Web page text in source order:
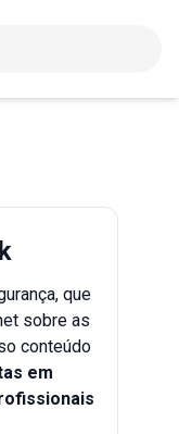
que
sobre as
conteúdo
em